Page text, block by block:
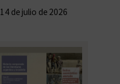
14 de julio de 2026